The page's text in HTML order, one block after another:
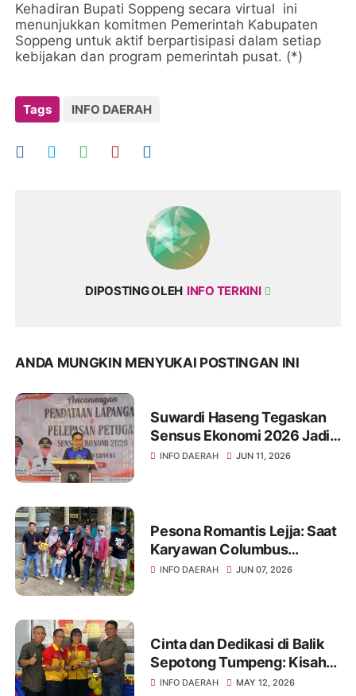
Kehadiran Bupati Soppeng secara virtual ini
menunjukkan komitmen Pemerintah Kabupaten
Soppeng untuk aktif berpartisipasi dalam setiap
kebijakan dan program pemerintah pusat. (*)
Tags INFO DAERAH
DIPOSTING OLEH INFO TERKINI
ANDA MUNGKIN MENYUKAI POSTINGAN INI
Suwardi Haseng Tegaskan
Sensus Ekonomi 2026 Jadi
Basis Pembangunan
INFO DAERAH JUN 11, 2026
Pesona Romantis Lejja: Saat
Karyawan Columbus
Soppeng Menenun
INFO DAERAH JUN 07, 2026
Cinta dan Dedikasi di Balik
Sepotong Tumpeng: Kisah
Manis Columbus Soppeng &
INFO DAERAH MAY 12, 2026